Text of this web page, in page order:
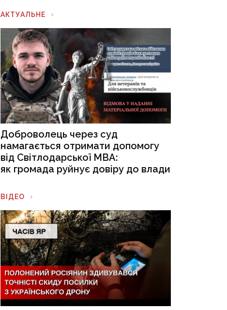
АКТУАЛЬНЕ
Доброволець через суд
намагається отримати допомогу
від Світлодарської МВА:
як громада руйнує довіру до влади
ВІДЕО